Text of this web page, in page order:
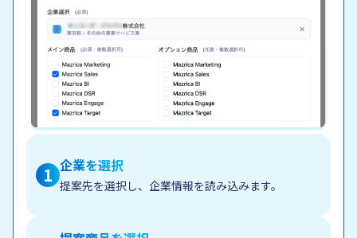
1 企業を選択
提案先を選択し、企業情報を読み込みます。